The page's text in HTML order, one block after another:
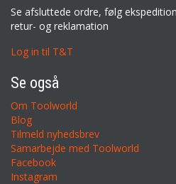
Se afsluttede ordre, følg
retur- og reklamation
Log in til T&T
Se også
Om Toolworld
Blog
Tilmeld nyhedsbrev
Samarbejde med Toolworld
Facebook
Instagram